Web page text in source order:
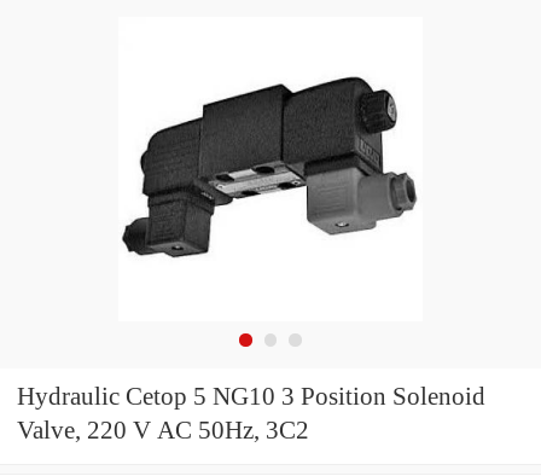
Hydraulic Cetop 5 NG10 3 Position Solenoid
Valve, 220 V AC 50Hz, 3C2